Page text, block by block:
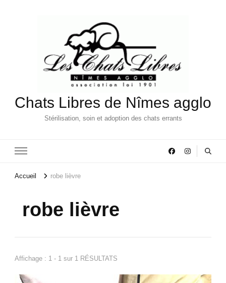
Chats Libres de Nîmes agglo
Stérilisation, soin et adoption des chats errants
Accueil robe lièvre
robe lièvre
Affichage : 1 - 1 sur 1 RÉSULTATS